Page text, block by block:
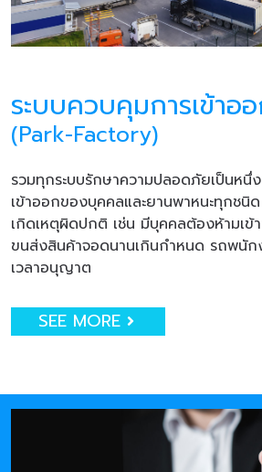
ระบบควบคุมการเข้าอ
(Park-Factory)
รวมทุกระบบรักษาความปลอดภัยเป็นหนึ่
เข้าออกของบุคคลและยานพาหนะทุกชนิ
เกิดเหตุผิดปกติ เช่น มีบุคคลต้องห้ามเข้า
ขนส่งสินค้าจอดนานเกินกำหนด รถพนัก
เวลาอนุญาต
SEE MORE